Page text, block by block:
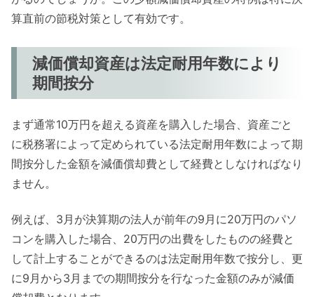
算直前の節税対策として有効です。
減価償却資産は法定耐用年数により
期間按分
まず通常10万円を超える資産を購入した場合、資産ごと
に税務署によって定められている法定耐用年数によって期
間按分した金額を減価償却費として経費としなければなり
ません。
例えば、3月が決算期の法人が前年の9月に20万円のパソ
コンを購入した場合、20万円の出費をしたものの経費と
して計上することができるのは法定耐用年数で按分し、更
に9月から3月までの期間按分を行なった金額のみが減価